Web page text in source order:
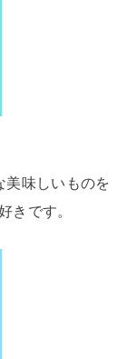
美味しいものを
きです。